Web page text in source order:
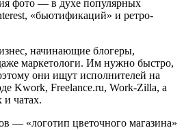
фото — в духе популярных
«бьютификаций» и ретро-
начинающие блогеры,
маркетологи. Им нужно быстро,
они ищут исполнителей на
Kwork, Freelance.ru, Work-Zilla, а
и чатах.
— «логотип цветочного магазина»